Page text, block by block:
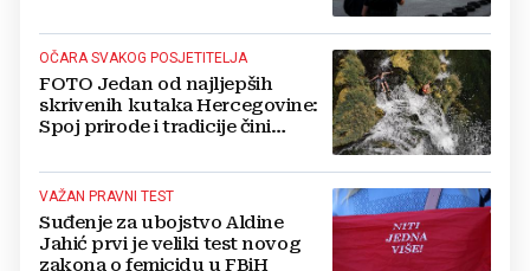
OČARA SVAKOG POSJETITELJA
FOTO Jedan od najljepših
skrivenih kutaka Hercegovine:
Spoj prirode i tradicije čini
destinacijom
VAŽAN PRAVNI TEST
Suđenje za ubojstvo Aldine
Jahić prvi je veliki test novog
zakona o femicidu u FBiH